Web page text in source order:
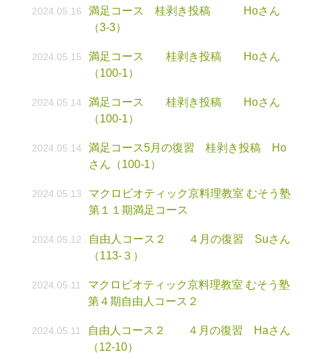
2024.05.16
満足コース 桂剥き投稿 Hoさん
（3-3）
2024.05.15
満足コース 桂剥き投稿 Hoさん
（100-1）
2024.05.14
満足コース 桂剥き投稿 Hoさん
（100-1）
2024.05.14
満足コース5月の復習 桂剥き投稿 Ho
さん（100-1）
2024.05.13
マクロビオティック京料理教室 むそう塾
第１１期満足コース
2024.05.12
自由人コース２ ４月の復習 Suさん
（113-３）
2024.05.11
マクロビオティック京料理教室 むそう塾
第４期自由人コース２
2024.05.11
自由人コース２ ４月の復習 Haさん
（12-10）